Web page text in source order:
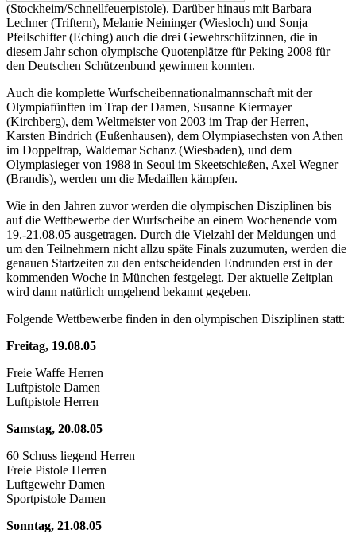
(Stockheim/Schnellfeuerpistole). Darüber hinaus mit Barbara
Lechner (Triftern), Melanie Neininger (Wiesloch) und Sonja
Pfeilschifter (Eching) auch die drei Gewehrschützinnen, die in
diesem Jahr schon olympische Quotenplätze für Peking 2008 für
den Deutschen Schützenbund gewinnen konnten.
Auch die komplette Wurfscheibennationalmannschaft mit der
Olympiafünften im Trap der Damen, Susanne Kiermayer
(Kirchberg), dem Weltmeister von 2003 im Trap der Herren,
Karsten Bindrich (Eußenhausen), dem Olympiasechsten von Athen
im Doppeltrap, Waldemar Schanz (Wiesbaden), und dem
Olympiasieger von 1988 in Seoul im Skeetschießen, Axel Wegner
(Brandis), werden um die Medaillen kämpfen.
Wie in den Jahren zuvor werden die olympischen Disziplinen bis
auf die Wettbewerbe der Wurfscheibe an einem Wochenende vom
19.-21.08.05 ausgetragen. Durch die Vielzahl der Meldungen und
um den Teilnehmern nicht allzu späte Finals zuzumuten, werden die
genauen Startzeiten zu den entscheidenden Endrunden erst in der
kommenden Woche in München festgelegt. Der aktuelle Zeitplan
wird dann natürlich umgehend bekannt gegeben.
Folgende Wettbewerbe finden in den olympischen Disziplinen statt:
Freitag, 19.08.05
Freie Waffe Herren
Luftpistole Damen
Luftpistole Herren
Samstag, 20.08.05
60 Schuss liegend Herren
Freie Pistole Herren
Luftgewehr Damen
Sportpistole Damen
Sonntag, 21.08.05